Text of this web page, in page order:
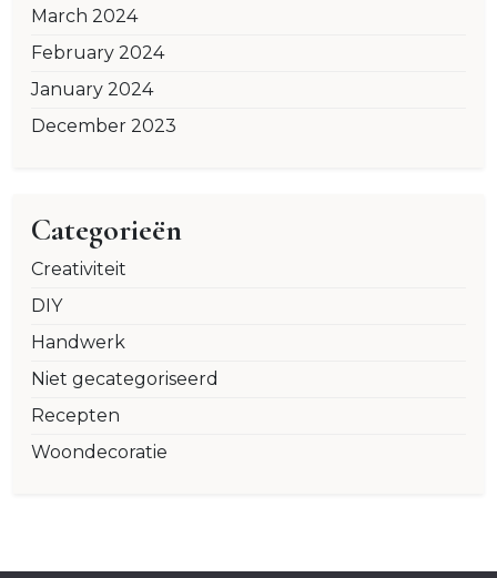
March 2024
February 2024
January 2024
December 2023
Categorieën
Creativiteit
DIY
Handwerk
Niet gecategoriseerd
Recepten
Woondecoratie